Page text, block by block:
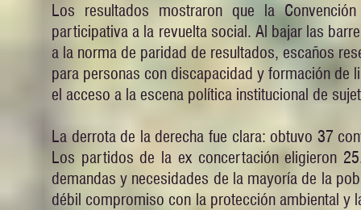
Los resultados mostraron que la
participativa a la revuelta social. Al bajar las
a la norma de paridad de resultados, escaños
para personas con discapacidad y formación de
el acceso a la escena política institucional de
La derrota de la derecha fue clara: obtuvo 37
Los partidos de la ex concertación eligieron
demandas y necesidades de la mayoría de la
débil compromiso con la protección ambiental y